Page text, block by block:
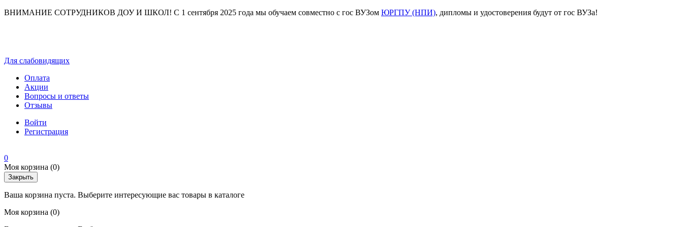
ВНИМАНИЕ СОТРУДНИКОВ ДОУ И ШКОЛ! С 1 сентября 2025 года мы обучаем совместно с гос ВУЗом ЮРГПУ (НПИ), дипломы и удостоверения будут от гос ВУЗа!
Для слабовидящих
Оплата
Акции
Вопросы и ответы
Отзывы
Войти
Регистрация
0
Моя корзина (0)
Закрыть
Ваша корзина пуста. Выберите интересующие вас товары в каталоге
Моя корзина (0)